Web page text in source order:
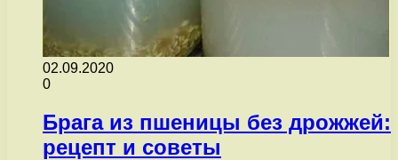
02.09.2020
0
Брага из пшеницы без дрожжей:
рецепт и советы